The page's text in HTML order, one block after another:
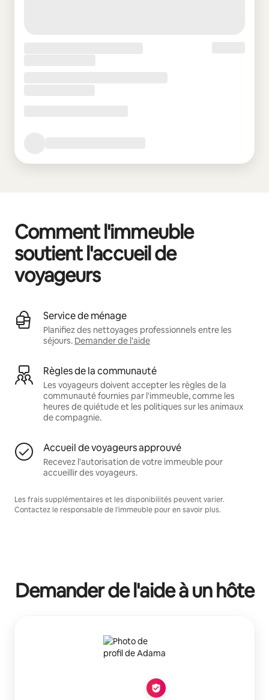
Comment l'immeuble
soutient l'accueil de
voyageurs
Service de ménage
Planifiez des nettoyages professionnels entre les
séjours. Demander de l'aide
Règles de la communauté
Les voyageurs doivent accepter les règles de la
communauté fournies par l'immeuble, comme les
heures de quiétude et les politiques sur les animaux
de compagnie.
Accueil de voyageurs approuvé
Recevez l'autorisation de votre immeuble pour
accueillir des voyageurs.
Les frais supplémentaires et les disponibilités peuvent varier.
Contactez le responsable de l'immeuble pour en savoir plus.
Demander de l'aide à un hôte